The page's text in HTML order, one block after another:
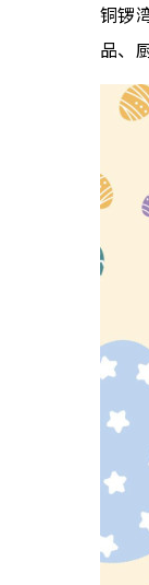
铜锣
品、